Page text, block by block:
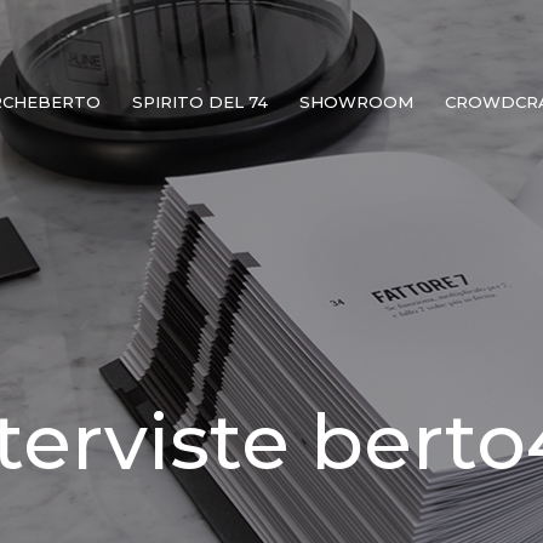
SPIRITO DEL 74 SHOWROOM